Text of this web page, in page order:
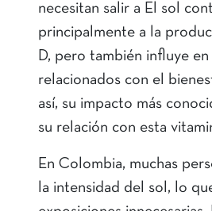
necesitan salir a El sol
principalmente a la
D, pero también influye
relacionados con el
así, su impacto más
su relación con esta
En Colombia, muchas
la intensidad del sol, lo